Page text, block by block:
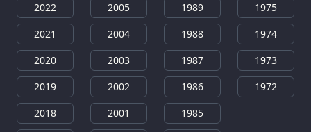
2022
2021
2020
2019
2018
2005
2004
2003
2002
2001
1989
1988
1987
1986
1985
1975
1974
1973
1972